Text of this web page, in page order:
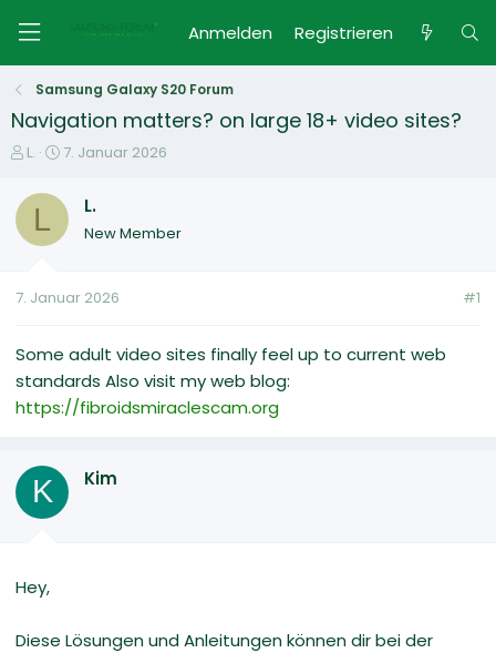
Anmelden Registrieren
Samsung Galaxy S20 Forum
Navigation matters? on large 18+ video sites?
E
s
e
e
L.
E
e
t
m
7. Januar 2026
L L.
New Member
7. Januar 2026 #1
Some adult video sites finally feel up to current web
standards Also visit my web blog:
https://fibroidsmiraclescam.org
K Kim
Hey,
Diese Lösungen und Anleitungen können dir bei der